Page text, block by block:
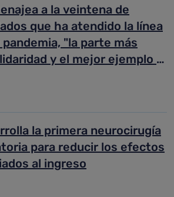
a la veintena de
que ha atendido la línea
"la parte más
y el mejor ejemplo a
la primera neurocirugía
para reducir los efectos
al ingreso